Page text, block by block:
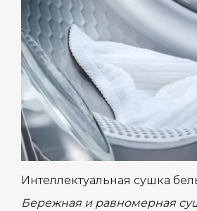
Интеллектуальная сушка
Бережная и равномерная